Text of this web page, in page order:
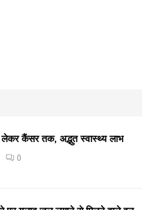
कैंसर तक, अद्भुत स्वास्थ्य लाभ
0